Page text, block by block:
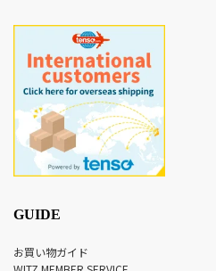
GUIDE
お買い物ガイド